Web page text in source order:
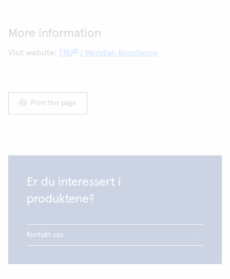
More information
Visit website: TRU® | Meridian Bioscience
Print this page
Er du interessert i
produktene?
Kontakt oss